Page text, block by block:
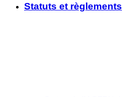
Statuts et règlements